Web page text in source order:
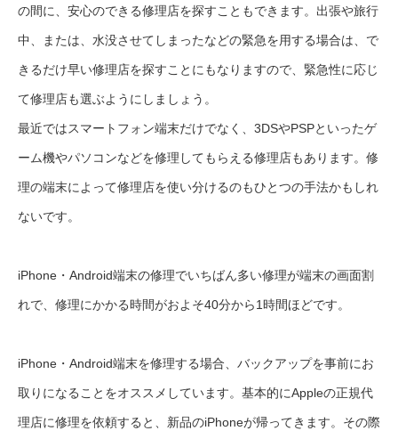
の間に、安心のできる修理店を探すこともできます。出張や旅行
中、または、水没させてしまったなどの緊急を用する場合は、で
きるだけ早い修理店を探すことにもなりますので、緊急性に応じ
て修理店も選ぶようにしましょう。
最近ではスマートフォン端末だけでなく、3DSやPSPといったゲ
ーム機やパソコンなどを修理してもらえる修理店もあります。修
理の端末によって修理店を使い分けるのもひとつの手法かもしれ
ないです。
iPhone・Android端末の修理でいちばん多い修理が端末の画面割
れで、修理にかかる時間がおよそ40分から1時間ほどです。
iPhone・Android端末を修理する場合、バックアップを事前にお
取りになることをオススメしています。基本的にAppleの正規代
理店に修理を依頼すると、新品のiPhoneが帰ってきます。その際